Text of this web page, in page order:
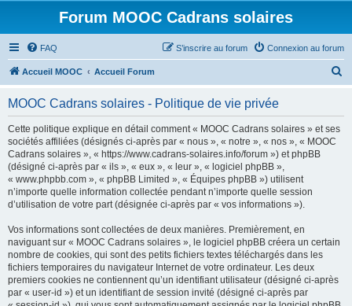
Forum MOOC Cadrans solaires
FAQ Connexion au forum
S’inscrire au forum
Accueil MOOC Accueil Forum
MOOC Cadrans solaires - Politique de vie privée
Cette politique explique en détail comment « MOOC Cadrans solaires » et ses
sociétés affiliées (désignés ci-après par « nous », « notre », « nos », « MOOC
Cadrans solaires », « https://www.cadrans-solaires.info/forum ») et phpBB
(désigné ci-après par « ils », « eux », « leur », « logiciel phpBB »,
« www.phpbb.com », « phpBB Limited », « Équipes phpBB ») utilisent
n’importe quelle information collectée pendant n’importe quelle session
d’utilisation de votre part (désignée ci-après par « vos informations »).
Vos informations sont collectées de deux manières. Premièrement, en
naviguant sur « MOOC Cadrans solaires », le logiciel phpBB créera un certain
nombre de cookies, qui sont des petits fichiers textes téléchargés dans les
fichiers temporaires du navigateur Internet de votre ordinateur. Les deux
premiers cookies ne contiennent qu’un identifiant utilisateur (désigné ci-après
par « user-id ») et un identifiant de session invité (désigné ci-après par